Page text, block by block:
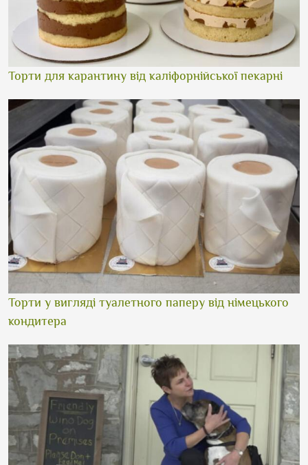
Торти для карантину від каліфорнійської пекарні
Торти у вигляді туалетного паперу від німецького
кондитера